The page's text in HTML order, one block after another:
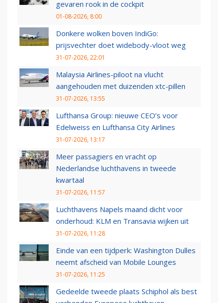
gevaren rook in de cockpit
01-08-2026, 8:00
Donkere wolken boven IndiGo:
prijsvechter doet widebody-vloot weg
31-07-2026, 22:01
Malaysia Airlines-piloot na vlucht
aangehouden met duizenden xtc-pillen
31-07-2026, 13:55
Lufthansa Group: nieuwe CEO’s voor
Edelweiss en Lufthansa City Airlines
31-07-2026, 13:17
Meer passagiers en vracht op
Nederlandse luchthavens in tweede
kwartaal
31-07-2026, 11:57
Luchthavens Napels maand dicht voor
onderhoud: KLM en Transavia wijken uit
31-07-2026, 11:28
Einde van een tijdperk: Washington Dulles
neemt afscheid van Mobile Lounges
31-07-2026, 11:25
Gedeelde tweede plaats Schiphol als best